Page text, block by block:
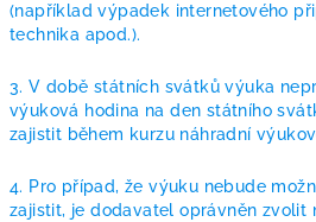
(například výpadek internetového
technika apod.).
3. V době státních svátků výuka
výuková hodina na den státního
zajistit během kurzu náhradní
4. Pro případ, že výuku nebude
zajistit, je dodavatel oprávněn zvolit